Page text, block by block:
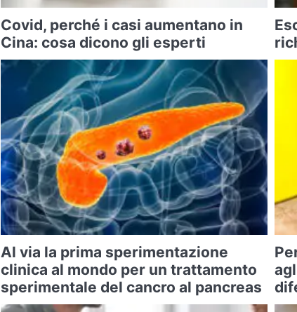
Covid, perché i casi aumentano in
Cina: cosa dicono gli esperti
Al via la prima sperimentazione
clinica al mondo per un trattamento
sperimentale del cancro al pancreas